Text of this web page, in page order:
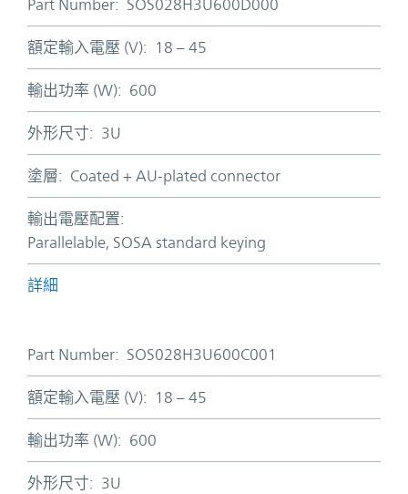
Part Number: SOS028H3U600D000
額定輸入電壓 (V): 18 – 45
輸出功率 (W): 600
外形尺寸: 3U
塗層: Coated + AU-plated connector
輸出電壓配置:
Parallelable, SOSA standard keying
詳細
Part Number: SOS028H3U600C001
額定輸入電壓 (V): 18 – 45
輸出功率 (W): 600
外形尺寸: 3U